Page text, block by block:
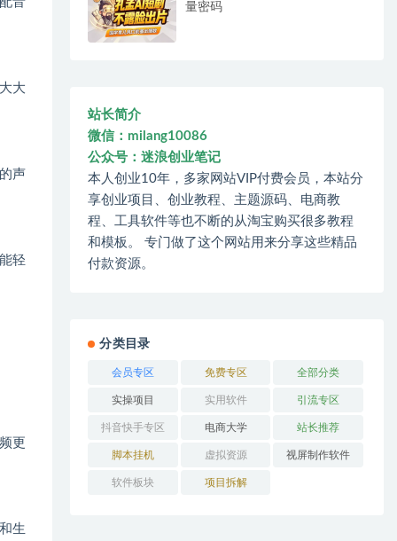
大
声
轻
更
生
量密码
站长简介
微信：milang10086
公众号：迷浪创业笔记
本人创业10年，多家网站VIP付费会员，本站分
享创业项目、创业教程、主题源码、电商教
程、工具软件等也不断的从淘宝购买很多教程
和模板。 专门做了这个网站用来分享这些精品
付款资源。
分类目录
会员专区 免费专区 全部分类
实操项目 实用软件 引流专区
抖音快手专区 电商大学 站长推荐
脚本挂机 虚拟资源 视屏制作软件
软件板块 项目拆解